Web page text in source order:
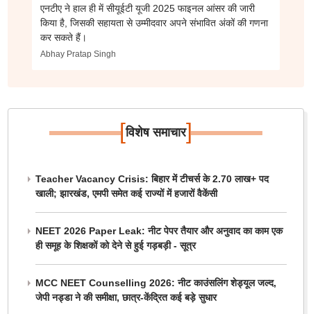
एनटीए ने हाल ही में सीयूईटी यूजी 2025 फाइनल आंसर की जारी
किया है, जिसकी सहायता से उम्मीदवार अपने संभावित अंकों की गणना
कर सकते हैं।
Abhay Pratap Singh
[विशेष समाचार]
Teacher Vacancy Crisis: बिहार में टीचर्स के 2.70 लाख+ पद
खाली; झारखंड, एमपी समेत कई राज्यों में हजारों वैकेंसी
NEET 2026 Paper Leak: नीट पेपर तैयार और अनुवाद का काम एक
ही समूह के शिक्षकों को देने से हुई गड़बड़ी - सूत्र
MCC NEET Counselling 2026: नीट काउंसलिंग शेड्यूल जल्द,
जेपी नड्डा ने की समीक्षा, छात्र-केंद्रित कई बड़े सुधार